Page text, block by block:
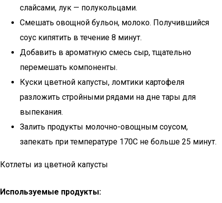
слайсами, лук — полукольцами.
Смешать овощной бульон, молоко. Получившийся
соус кипятить в течение 8 минут.
Добавить в ароматную смесь сыр, тщательно
перемешать компоненты.
Куски цветной капусты, ломтики картофеля
разложить стройными рядами на дне тары для
выпекания.
Залить продукты молочно-овощным соусом,
запекать при температуре 170С не больше 25 минут.
Котлеты из цветной капусты
Используемые продукты: